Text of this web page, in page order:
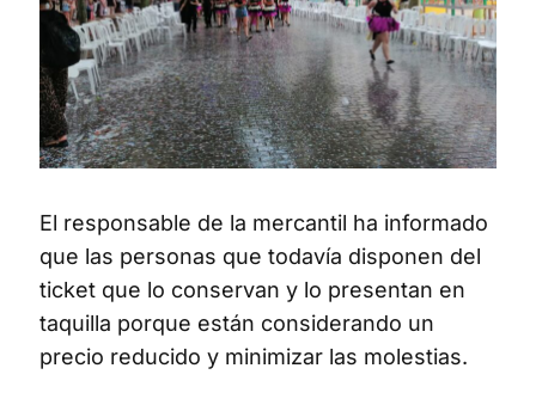
El responsable de la mercantil ha informado
que las personas que todavía disponen del
ticket que lo conservan y lo presentan en
taquilla porque están considerando un
precio reducido y minimizar las molestias.